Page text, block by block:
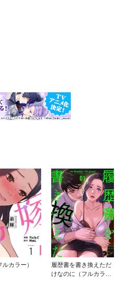
カラー）
履歴書を書き換えただ
けなのに（フルカラ